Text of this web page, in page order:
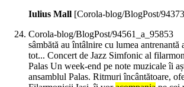
Iulius Mall [Corola-blog/BlogPost/
Corola-blog/BlogPost/94561_a_95853
sâmbătă au întâlnire cu lumea antrenantă
tot... Concert de Jazz Simfonic al
Palas Un week-end pe note muzicale îi
ansamblul Palas. Ritmuri încântătoare,